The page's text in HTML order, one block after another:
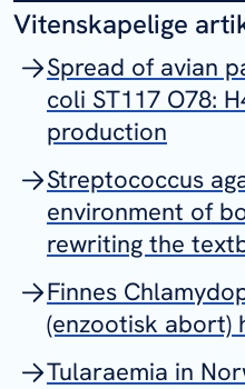
Vitenskapelige
Spread of avian
coli ST117 O78:
production
Streptococcus
environment of
rewriting the
Finnes
(enzootisk abort)
Tularaemia in